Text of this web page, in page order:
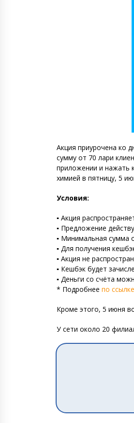
Акция приурочена ко
сумму от 70 лари
приложении и нажать
химией в пятницу, 5
Условия:
▪️ Акция
▪️ Предложение
▪️ Минимальная сумма
▪️ Для получения
▪️ Акция не
▪️ Кешбэк будет
▪️ Деньги со счёта
* Подробнее по ссылке
Кроме этого, 5 июня
У сети около 20